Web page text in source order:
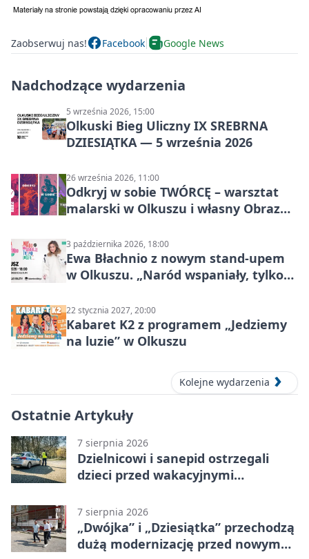
Zaobserwuj nas! Facebook Google News
Nadchodzące wydarzenia
5 września 2026, 15:00
Olkuski Bieg Uliczny IX SREBRNA
DZIESIĄTKA — 5 września 2026
26 września 2026, 11:00
Odkryj w sobie TWÓRCĘ – warsztat
malarski w Olkuszu i własny Obraz
3 października 2026, 18:00
Ewa Błachnio z nowym stand-upem
w Olkuszu. „Naród wspaniały, tylko
22 stycznia 2027, 20:00
Kabaret K2 z programem „Jedziemy
na luzie” w Olkuszu
Kolejne wydarzenia
Ostatnie Artykuły
7 sierpnia 2026
Dzielnicowi i sanepid ostrzegali
dzieci przed wakacyjnymi
7 sierpnia 2026
„Dwójka” i „Dziesiątka” przechodzą
dużą modernizację przed nowym